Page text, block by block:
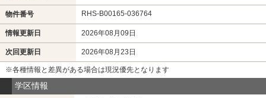
物件番号 RHS-B00165-036764
情報更新日 2026年08月09日
次回更新日 2026年08月23日
※各種情報と差異がある場合は現況優先となります
学区情報